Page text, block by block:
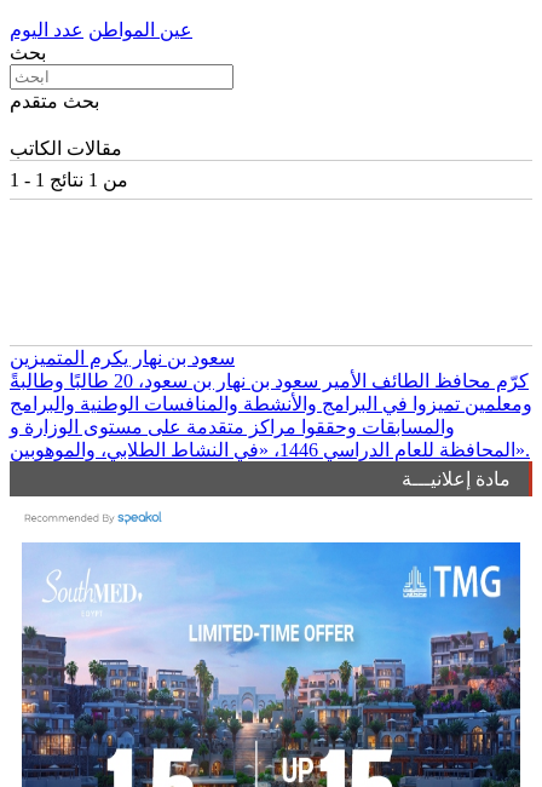
عين المواطن عدد اليوم
بحث
بحث متقدم
مقالات الكاتب
1 - 1 من 1 نتائج
سعود بن نهار يكرم المتميزين
كرّم محافظ الطائف الأمير سعود بن نهار بن سعود، 20 طالبًا وطالبةً
ومعلمين تميزوا في البرامج والأنشطة والمنافسات الوطنية والبرامج
والمسابقات وحققوا مراكز متقدمة على مستوى الوزارة و
المحافظة للعام الدراسي 1446، «في النشاط الطلابي، والموهوبين».
مادة إعلانيـــة